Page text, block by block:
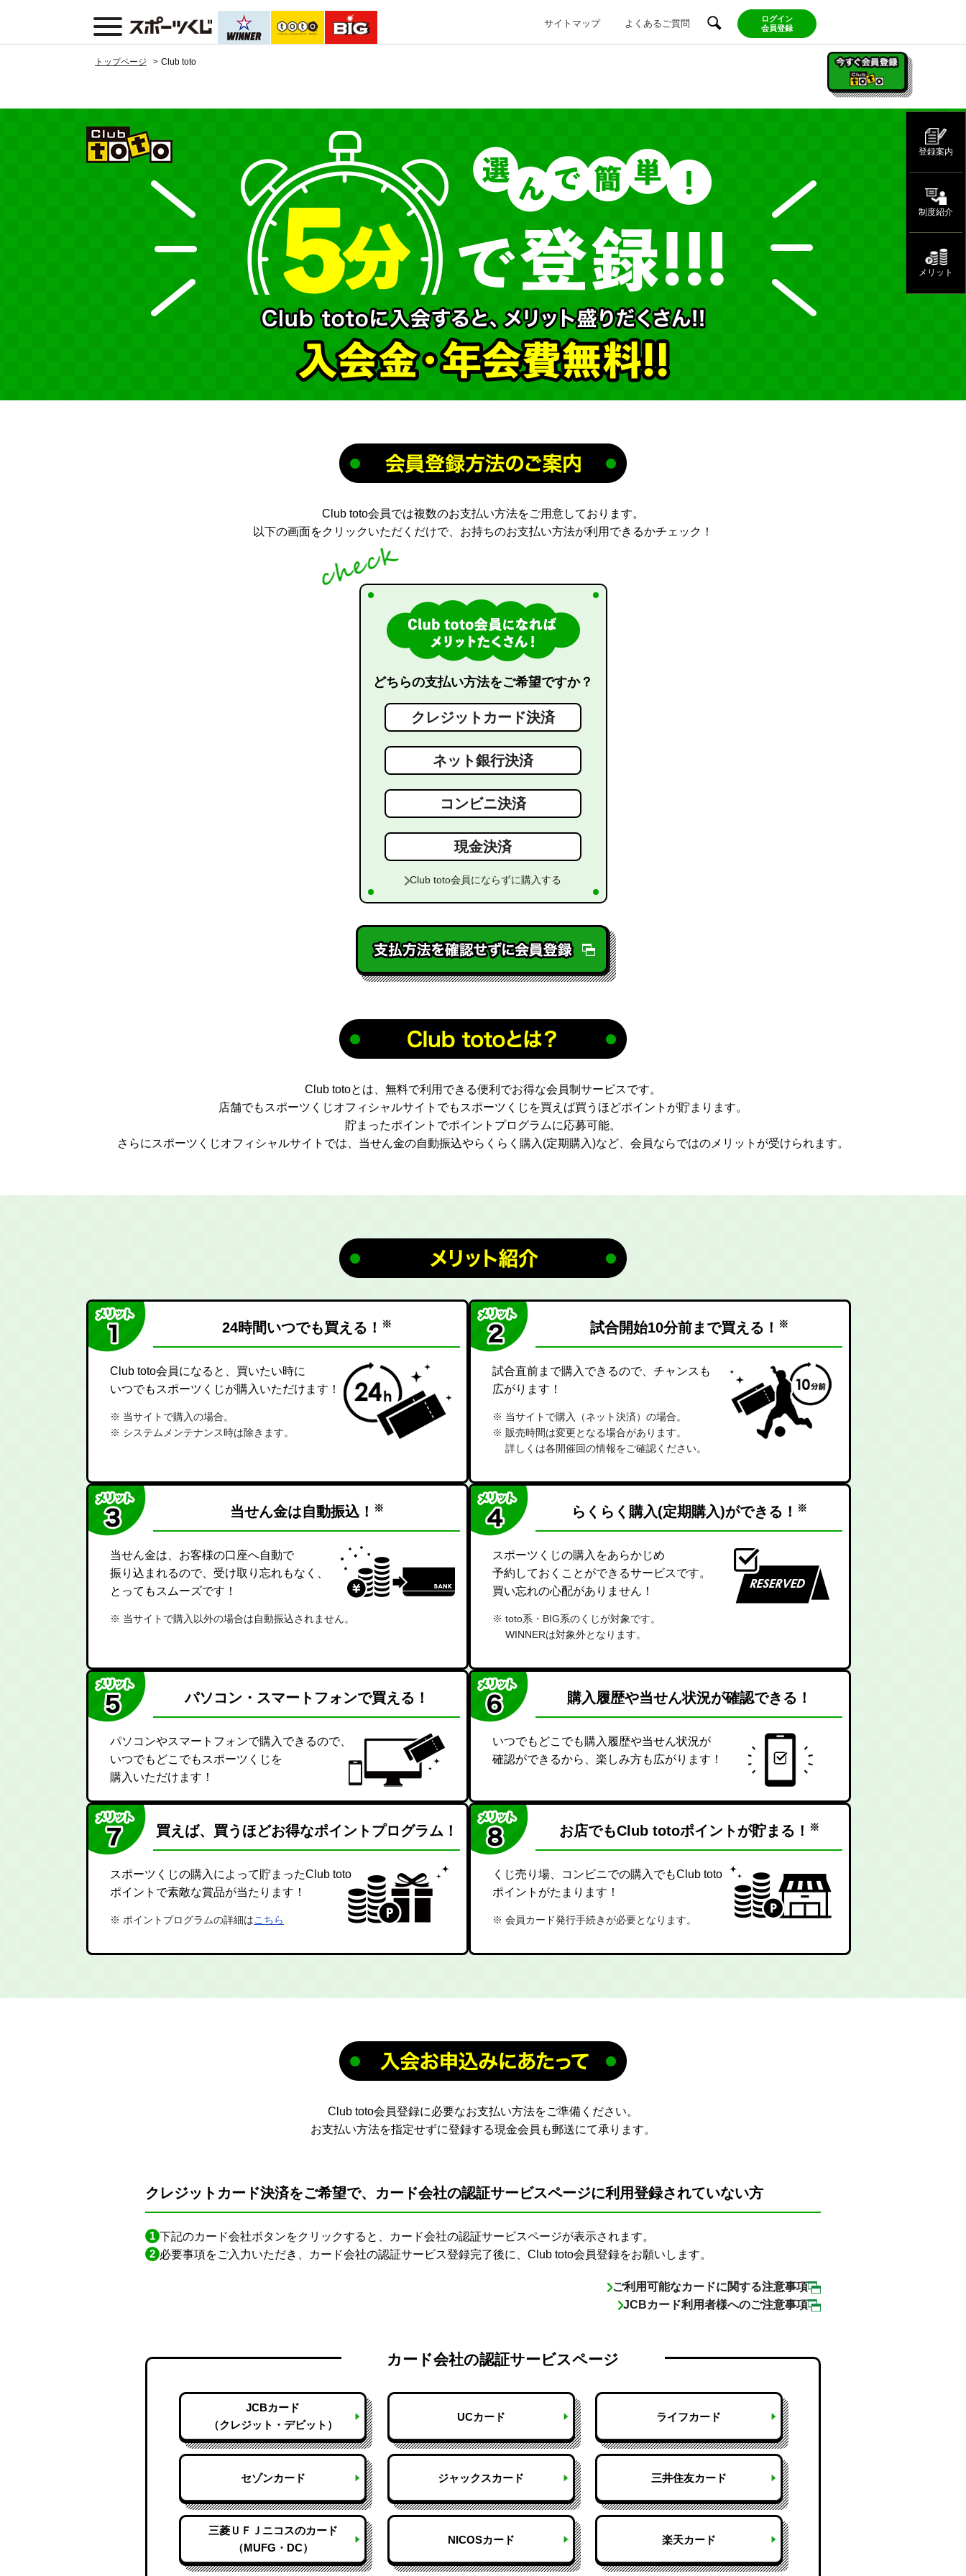
サイトマップ よくあるご質問
ログイン
会員登録
トップページ Club toto
Club toto会員では複数のお支払い方法をご用意しております。
以下の画面をクリックいただくだけで、お持ちのお支払い方法が利用できるかチェック！
どちらの支払い方法をご希望ですか？
クレジットカード決済
ネット銀行決済
コンビニ決済
現金決済
Club toto会員にならずに購入する
Club totoとは、無料で利用できる便利でお得な会員制サービスです。
店舗でもスポーツくじオフィシャルサイトでもスポーツくじを買えば買うほどポイントが貯まります。
貯まったポイントでポイントプログラムに応募可能。
さらにスポーツくじオフィシャルサイトでは、当せん金の自動振込やらくらく購入(定期購入)など、会員ならではのメリットが受けられます。
24時間いつでも買える！ ※
Club toto会員になると、買いたい時に
いつでもスポーツくじが購入いただけます！
当サイトで購入の場合。
システムメンテナンス時は除きます。
試合開始10分前まで買える！ ※
試合直前まで購入できるので、チャンスも
広がります！
当サイトで購入（ネット決済）の場合。
販売時間は変更となる場合があります。
詳しくは各開催回の情報をご確認ください。
当せん金は自動振込！ ※
当せん金は、お客様の口座へ自動で
振り込まれるので、受け取り忘れもなく、
とってもスムーズです！
当サイトで購入以外の場合は自動振込されません。
らくらく購入(定期購入)ができる！ ※
スポーツくじの購入をあらかじめ
予約しておくことができるサービスです。
買い忘れの心配がありません！
toto系・BIG系のくじが対象です。
WINNERは対象外となります。
パソコン・スマートフォンで買える！
パソコンやスマートフォンで購入できるので、
いつでもどこでもスポーツくじを
購入いただけます！
購入履歴や当せん状況が確認できる！
いつでもどこでも購入履歴や当せん状況が
確認ができるから、楽しみ方も広がります！
買えば、買うほどお得なポイントプログラム！
スポーツくじの購入によって貯まったClub toto
ポイントで素敵な賞品が当たります！
ポイントプログラムの詳細はこちら
お店でもClub totoポイントが貯まる！ ※
くじ売り場、コンビニでの購入でもClub toto
ポイントがたまります！
会員カード発行手続きが必要となります。
Club toto会員登録に必要なお支払い方法をご準備ください。
お支払い方法を指定せずに登録する現金会員も郵送にて承ります。
クレジットカード決済をご希望で、 カード会社の認証サービスページに利用登録されていない方
1 下記のカード会社ボタンをクリックすると、カード会社の認証サービスページが表示されます。
2 必要事項をご入力いただき、カード会社の認証サービス登録完了後に、Club toto会員登録をお願いします。
ご利用可能なカードに関する注意事項
JCBカード利用者様へのご注意事項
カード会社の認証サービスページ
JCBカード
（クレジット・デビット）
UCカード ライフカード
セゾンカード ジャックスカード 三井住友カード
三菱ＵＦＪニコスのカード
（MUFG・DC）
NICOSカード 楽天カード
登録案内
制度紹介
メリット